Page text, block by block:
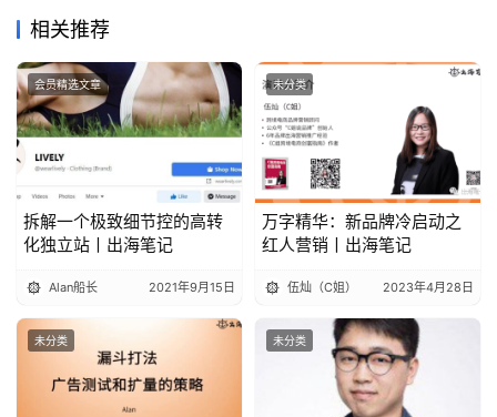
相关推荐
会员精选文章
拆解一个极致细节控的高转
化独立站丨出海笔记
Alan船长 2021年9月15日
未分类
万字精华：新品牌冷启动之
红人营销丨出海笔记
伍灿（C姐） 2023年4月28日
未分类 未分类